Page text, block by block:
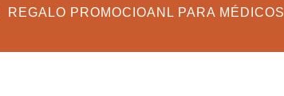
REGALO PROMOCIOANL PARA MÉDICOS